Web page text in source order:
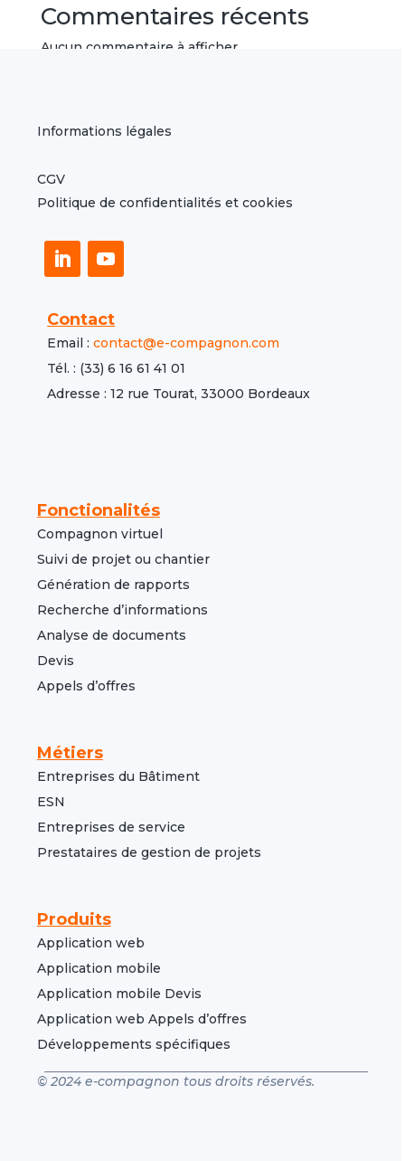
Commentaires récents
Aucun commentaire à afficher.
Informations légales
CGV
Politique de confidentialités et cookies
Contact
Email :contact@e-compagnon.com
Tél. : (33) 6 16 61 41 01
Adresse : 12 rue Tourat, 33000 Bordeaux
Fonctionalités
Compagnon virtuel
Suivi de projet ou chantier
Génération de rapports
Recherche d’informations
Analyse de documents
Devis
Appels d’offres
Métiers
Entreprises du Bâtiment
ESN
Entreprises de service
Prestataires de gestion de projets
Produits
Application web
Application mobile
Application mobile Devis
Application web Appels d’offres
Développements spécifiques
© 2024 e-compagnon tous droits réservés.